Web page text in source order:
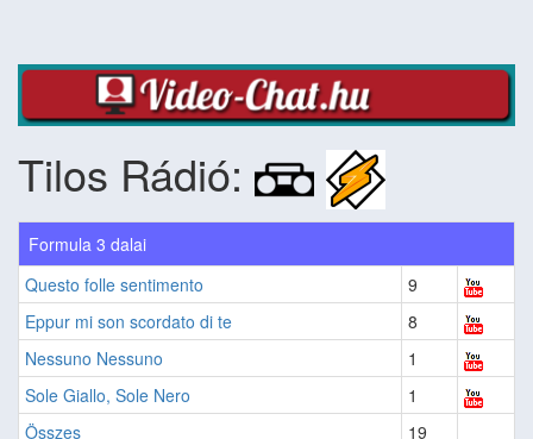
Tilos Rádió:
Formula 3 dalai
Questo folle sentimento
9
Eppur mi son scordato di te
8
Nessuno Nessuno
1
Sole Giallo, Sole Nero
1
Összes
19